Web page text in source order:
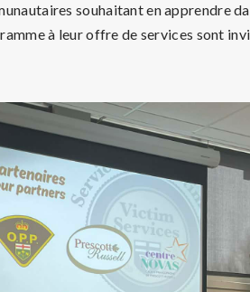
souhaitant en apprendre
à leur offre de services sont